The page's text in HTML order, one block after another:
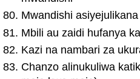
Mwandishi asiyejulikana
Mbili au zaidi hufanya
Kazi na nambari za
Chanzo alinukuliwa